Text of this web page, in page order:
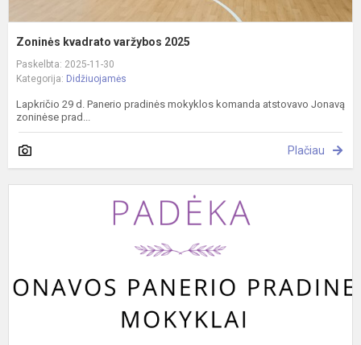
Zoninės kvadrato varžybos 2025
Paskelbta: 2025-11-30
Kategorija: Didžiuojamės
Lapkričio 29 d. Panerio pradinės mokyklos komanda atstovavo Jonavą
zoninėse prad...
Plačiau